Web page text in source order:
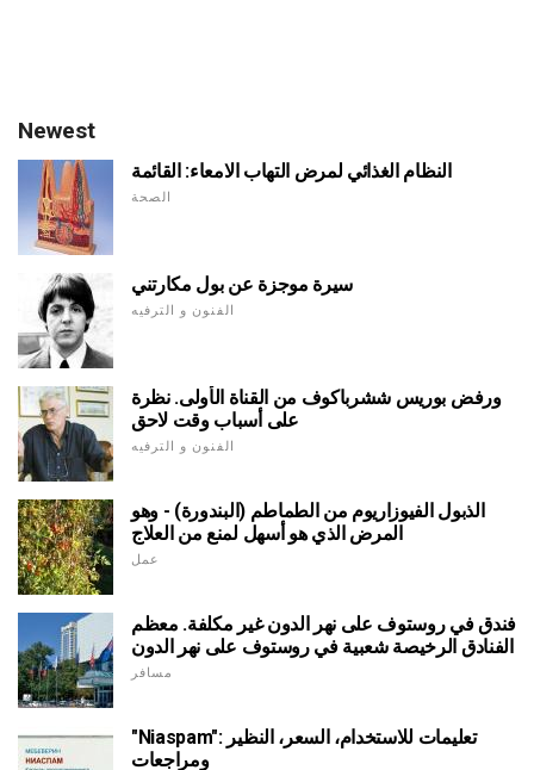
Newest
النظام الغذائي لمرض التهاب الامعاء: القائمة
الصحة
سيرة موجزة عن بول مكارتني
الفنون و الترفيه
ورفض بوريس ششرباكوف من القناة الأولى. نظرة
على أسباب وقت لاحق
الفنون و الترفيه
الذبول الفيوزاريوم من الطماطم (البندورة) - وهو
المرض الذي هو أسهل لمنع من العلاج
عمل
فندق في روستوف على نهر الدون غير مكلفة. معظم
الفنادق الرخيصة شعبية في روستوف على نهر الدون
مسافر
"Niaspam": تعليمات للاستخدام، السعر، النظير
ومراجعات